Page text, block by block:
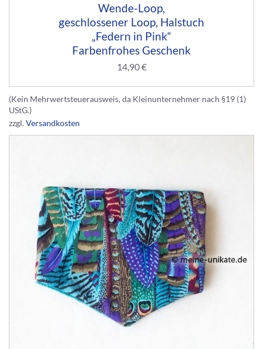
Wende-Loop,
geschlossener Loop, Halstuch
„Federn in Pink“
Farbenfrohes Geschenk
14,90€
(Kein Mehrwertsteuerausweis, da Kleinunternehmer nach §19 (1)
UStG.)
zzgl.Versandkosten